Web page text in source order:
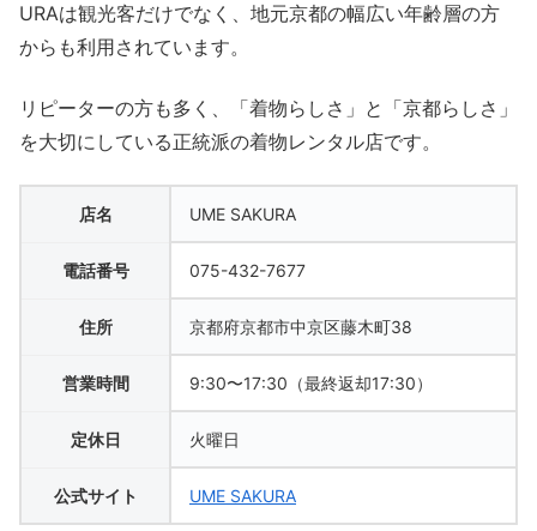
URAは観光客だけでなく、地元京都の幅広い年齢層の方
からも利用されています。
リピーターの方も多く、「着物らしさ」と「京都らしさ」
を大切にしている正統派の着物レンタル店です。
店名 UME SAKURA
電話番号 075-432-7677
住所 京都府京都市中京区藤木町38
営業時間 9:30〜17:30（最終返却17:30）
定休日 火曜日
公式サイト UME SAKURA